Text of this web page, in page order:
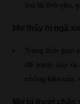
thứ từ tình yêu,
Trong thời gian
để tránh xảy
những kiện cáo,